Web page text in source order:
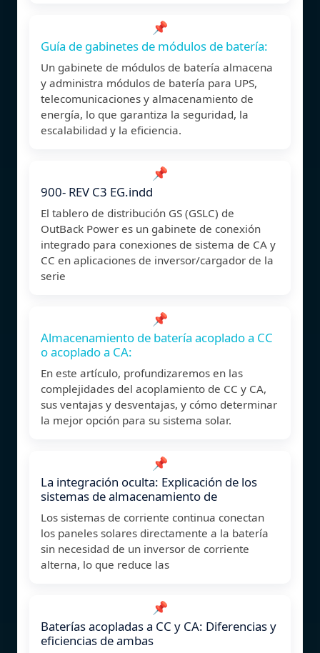
📌
Guía de gabinetes de módulos de batería:
Un gabinete de módulos de batería almacena
y administra módulos de batería para UPS,
telecomunicaciones y almacenamiento de
energía, lo que garantiza la seguridad, la
escalabilidad y la eficiencia.
📌
900- REV C3 EG.indd
El tablero de distribución GS (GSLC) de
OutBack Power es un gabinete de conexión
integrado para conexiones de sistema de CA y
CC en aplicaciones de inversor/cargador de la
serie
📌
Almacenamiento de batería acoplado a CC
o acoplado a CA:
En este artículo, profundizaremos en las
complejidades del acoplamiento de CC y CA,
sus ventajas y desventajas, y cómo determinar
la mejor opción para su sistema solar.
📌
La integración oculta: Explicación de los
sistemas de almacenamiento de
Los sistemas de corriente continua conectan
los paneles solares directamente a la batería
sin necesidad de un inversor de corriente
alterna, lo que reduce las
📌
Baterías acopladas a CC y CA: Diferencias y
eficiencias de ambas